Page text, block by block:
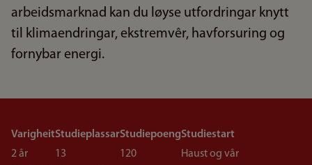
arbeidsmarknad kan du løyse utfordringar knytt
til klimaendringar, ekstremvêr, havforsuring og
fornybar energi.
Varigheit
2 år
Studieplassar
13
Studiepoeng
120
Studiestart
Haust og vår